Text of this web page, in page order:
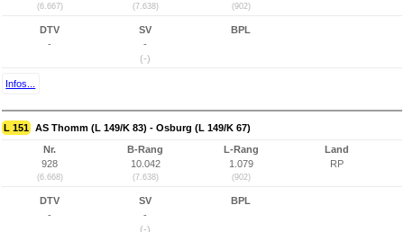
(6.667) (7.638) (902)
DTV
-
SV
-
(-)
BPL
Infos...
L 151 AS Thomm (L 149/K 83) - Osburg (L 149/K 67)
Nr.
928
(6.668)
B-Rang
10.042
(7.638)
L-Rang
1.079
(902)
Land
RP
DTV
-
SV
-
(-)
BPL